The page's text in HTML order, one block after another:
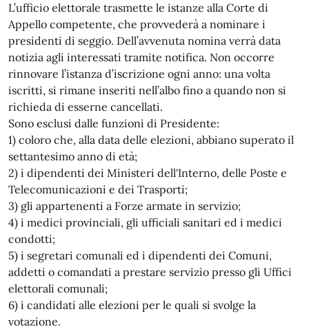
L’ufficio elettorale trasmette le istanze alla Corte di
Appello competente, che provvederà a nominare i
presidenti di seggio. Dell’avvenuta nomina verrà data
notizia agli interessati tramite notifica. Non occorre
rinnovare l’istanza d’iscrizione ogni anno: una volta
iscritti, si rimane inseriti nell’albo fino a quando non si
richieda di esserne cancellati.
Sono esclusi dalle funzioni di Presidente:
1) coloro che, alla data delle elezioni, abbiano superato il
settantesimo anno di età;
2) i dipendenti dei Ministeri dell'Interno, delle Poste e
Telecomunicazioni e dei Trasporti;
3) gli appartenenti a Forze armate in servizio;
4) i medici provinciali, gli ufficiali sanitari ed i medici
condotti;
5) i segretari comunali ed i dipendenti dei Comuni,
addetti o comandati a prestare servizio presso gli Uffici
elettorali comunali;
6) i candidati alle elezioni per le quali si svolge la
votazione.